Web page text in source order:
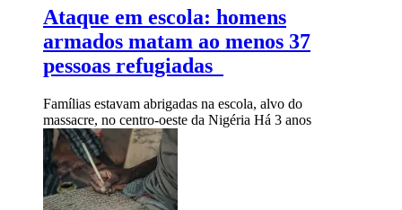
Ataque em escola: homens
armados matam ao menos 37
pessoas refugiadas
Famílias estavam abrigadas na escola, alvo do
massacre, no centro-oeste da Nigéria Há 3 anos